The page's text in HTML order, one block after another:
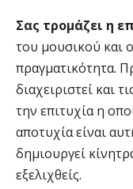
Σας τρομάζει η
του μουσικού και
πραγματικότητα.
διαχειριστεί και
την επιτυχία η
αποτυχία είναι
δημιουργεί
εξελιχθείς.